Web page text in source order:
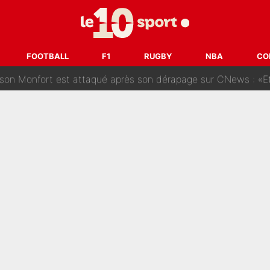
FOOTBALL F1 RUGBY NBA
nouveaux joueurs : L’IA dévoile les 5 cracks qui pourraient
McCourt, démission de Roberto De Zerbi : Medhi Benatia se lâche sur son
est attaqué après son dérapage sur CNews : «Et lui, il prend